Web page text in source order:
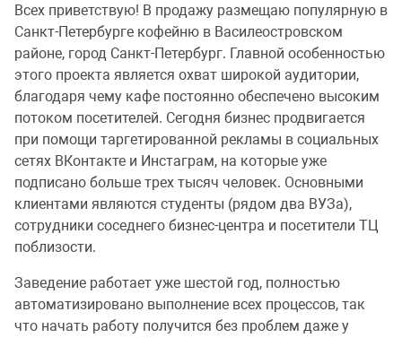
Всех приветствую! В продажу размещаю популярную в
Санкт-Петербурге кофейню в Василеостровском
районе, город Санкт-Петербург. Главной особенностью
этого проекта является охват широкой аудитории,
благодаря чему кафе постоянно обеспечено высоким
потоком посетителей. Сегодня бизнес продвигается
при помощи таргетированной рекламы в социальных
сетях ВКонтакте и Инстаграм, на которые уже
подписано больше трех тысяч человек. Основными
клиентами являются студенты (рядом два ВУЗа),
сотрудники соседнего бизнес-центра и посетители ТЦ
поблизости.
Заведение работает уже шестой год, полностью
автоматизировано выполнение всех процессов, так
что начать работу получится без проблем даже у